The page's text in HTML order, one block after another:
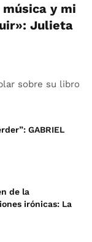
y mi
Julieta
sobre su libro
GABRIEL
de la
irónicas: La